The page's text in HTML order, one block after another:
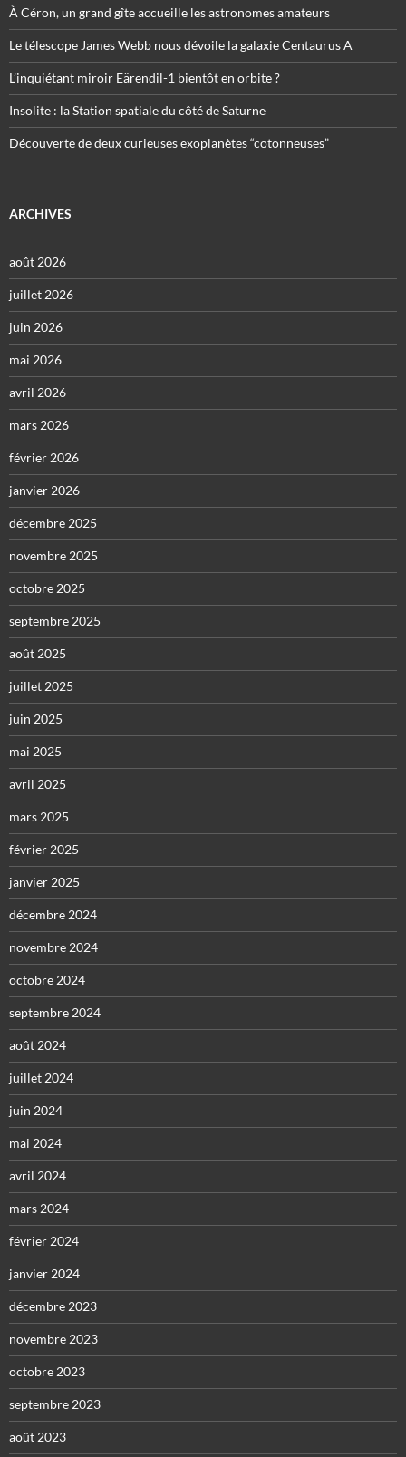
À Céron, un grand gîte accueille les astronomes amateurs
Le télescope James Webb nous dévoile la galaxie Centaurus A
L’inquiétant miroir Eärendil-1 bientôt en orbite ?
Insolite : la Station spatiale du côté de Saturne
Découverte de deux curieuses exoplanètes “cotonneuses”
ARCHIVES
août 2026
juillet 2026
juin 2026
mai 2026
avril 2026
mars 2026
février 2026
janvier 2026
décembre 2025
novembre 2025
octobre 2025
septembre 2025
août 2025
juillet 2025
juin 2025
mai 2025
avril 2025
mars 2025
février 2025
janvier 2025
décembre 2024
novembre 2024
octobre 2024
septembre 2024
août 2024
juillet 2024
juin 2024
mai 2024
avril 2024
mars 2024
février 2024
janvier 2024
décembre 2023
novembre 2023
octobre 2023
septembre 2023
août 2023